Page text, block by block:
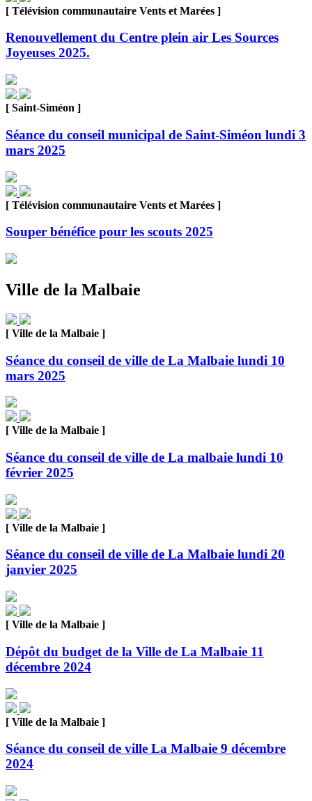
[ Télévision communautaire Vents et Marées ]
Renouvellement du Centre plein air Les Sources
Joyeuses 2025.
[ Saint-Siméon ]
Séance du conseil municipal de Saint-Siméon lundi 3
mars 2025
[ Télévision communautaire Vents et Marées ]
Souper bénéfice pour les scouts 2025
Ville de la Malbaie
[ Ville de la Malbaie ]
Séance du conseil de ville de La Malbaie lundi 10
mars 2025
[ Ville de la Malbaie ]
Séance du conseil de ville de La malbaie lundi 10
février 2025
[ Ville de la Malbaie ]
Séance du conseil de ville de La Malbaie lundi 20
janvier 2025
[ Ville de la Malbaie ]
Dépôt du budget de la Ville de La Malbaie 11
décembre 2024
[ Ville de la Malbaie ]
Séance du conseil de ville La Malbaie 9 décembre
2024